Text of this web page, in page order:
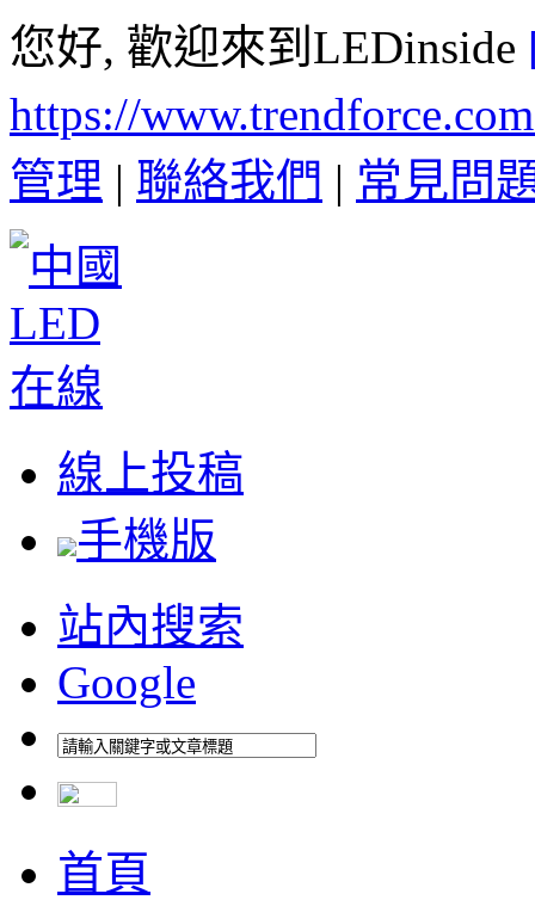
您好, 歡迎來到LEDinside
https://
管理 | 聯絡我們 | 常見問
線上投稿
手機版
站內搜索
Google
首頁